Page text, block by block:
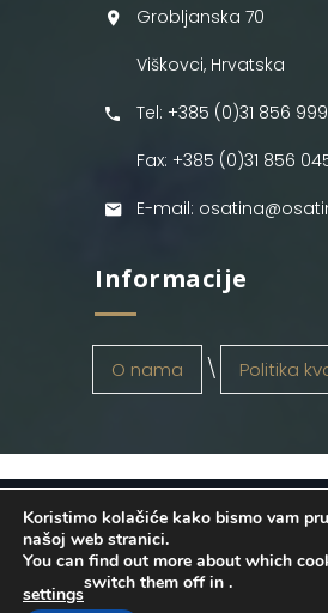
Grobljanska 70
Viškovci, Hrvatska
Tel: +385 (0)31 856 999
Fax: +385 (0)31 856
E-mail:
Informacije
O nama Politika
OSATINA GRUPA d.o.o. 2026
byINFOS Osijek. Sva
Koristimo kolačiće kako bismo vam
našoj web stranici.
You can find out more about which
switch them off in
settings
.